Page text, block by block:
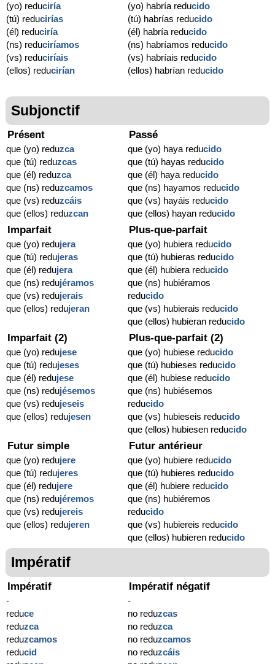
(yo) reduciría
(tú) reducirías
(él) reduciría
(ns) reduciríamos
(vs) reduciríais
(ellos) reducirían
(yo) habría reducido
(tú) habrías reducido
(él) habría reducido
(ns) habríamos reducido
(vs) habríais reducido
(ellos) habrían reducido
Subjonctif
Présent
que (yo) reduzca
que (tú) reduzcas
que (él) reduzca
que (ns) reduzcamos
que (vs) reduzcáis
que (ellos) reduzcan
Passé
que (yo) haya reducido
que (tú) hayas reducido
que (él) haya reducido
que (ns) hayamos reducido
que (vs) hayáis reducido
que (ellos) hayan reducido
Imparfait
que (yo) redujera
que (tú) redujeras
que (él) redujera
que (ns) redujéramos
que (vs) redujerais
que (ellos) redujeran
Plus-que-parfait
que (yo) hubiera reducido
que (tú) hubieras reducido
que (él) hubiera reducido
que (ns) hubiéramos
reducido
que (vs) hubierais reducido
que (ellos) hubieran reducido
Imparfait (2)
que (yo) redujese
que (tú) redujeses
que (él) redujese
que (ns) redujésemos
que (vs) redujeseis
que (ellos) redujesen
Plus-que-parfait (2)
que (yo) hubiese reducido
que (tú) hubieses reducido
que (él) hubiese reducido
que (ns) hubiésemos
reducido
que (vs) hubieseis reducido
que (ellos) hubiesen reducido
Futur simple
que (yo) redujere
que (tú) redujeres
que (él) redujere
que (ns) redujéremos
que (vs) redujereis
que (ellos) redujeren
Futur antérieur
que (yo) hubiere reducido
que (tú) hubieres reducido
que (él) hubiere reducido
que (ns) hubiéremos
reducido
que (vs) hubiereis reducido
que (ellos) hubieren reducido
Impératif
Impératif
-
reduce
reduzca
reduzcamos
reducid
Impératif négatif
-
no reduzcas
no reduzca
no reduzcamos
no reduzcáis